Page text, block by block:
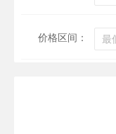
价格区间：